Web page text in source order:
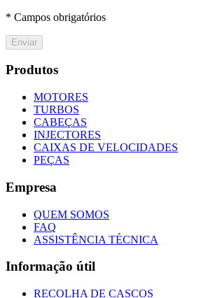
* Campos obrigatórios
Enviar
Produtos
MOTORES
TURBOS
CABEÇAS
INJECTORES
CAIXAS DE VELOCIDADES
PEÇAS
Empresa
QUEM SOMOS
FAQ
ASSISTÊNCIA TÉCNICA
Informação útil
RECOLHA DE CASCOS